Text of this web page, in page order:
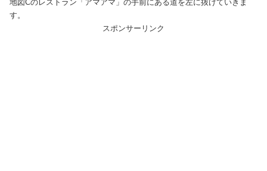
地図Cのレストラン「アマアマ」の手前にある道を左に抜けていきま
す。
スポンサーリンク